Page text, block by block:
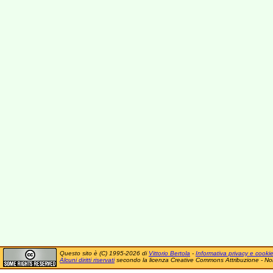
Questo sito è (C) 1995-2026 di Vittorio Bertola - Informativa privacy e cookie
Alcuni diritti riservatisecondo la licenza Creative Commons Attribuzione -